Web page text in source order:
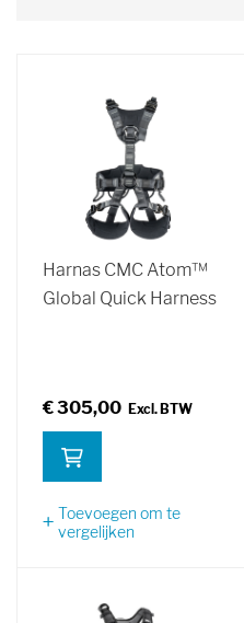
Harnas CMC Atom™
Global Quick Harness
€ 305,00
Toevoegen om te
vergelijken